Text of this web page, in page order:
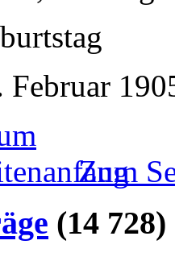
Februar
Zum
(14 728)